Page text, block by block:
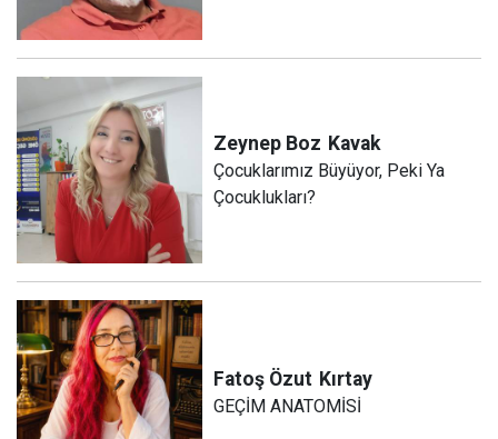
Zeynep Boz Kavak
Çocuklarımız Büyüyor, Peki Ya
Çocuklukları?
Fatoş Özut Kırtay
GEÇİM ANATOMİSİ